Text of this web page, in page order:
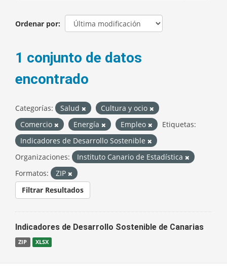
Ordenar por
1 conjunto de datos
encontrado
Categorías: Salud
Cultura y ocio
Comercio
Energía Empleo
Etiquetas:
Indicadores de Desarrollo Sostenible
Organizaciones:
Instituto Canario de Estadística
Formatos:
ZIP
Filtrar Resultados
Indicadores de Desarrollo Sostenible de Canarias
ZIP XLSX